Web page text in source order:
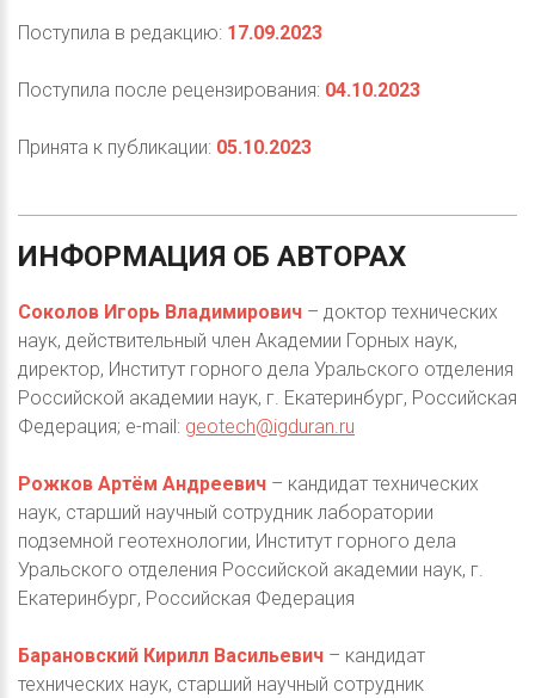
Поступила в редакцию: 17.09.2023
Поступила после рецензирования: 04.10.2023
Принята к публикации: 05.10.2023
ИНФОРМАЦИЯ ОБ АВТОРАХ
Соколов Игорь Владимирович – доктор технических
наук, действительный член Академии Горных наук,
директор, Институт горного дела Уральского отделения
Российской академии наук, г. Екатеринбург, Российская
Федерация; e-mail: geotech@igduran.ru
Рожков Артём Андреевич – кандидат технических
наук, старший научный сотрудник лаборатории
подземной геотехнологии, Институт горного дела
Уральского отделения Российской академии наук, г.
Екатеринбург, Российская Федерация
Барановский Кирилл Васильевич – кандидат
технических наук, старший научный сотрудник